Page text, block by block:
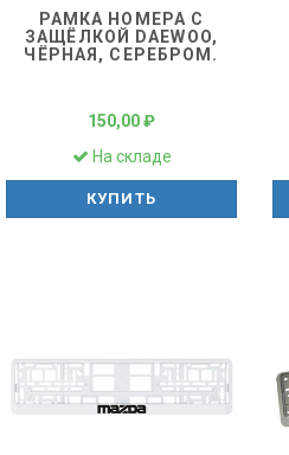
РАМКА НОМЕРА С
ЗАЩЁЛКОЙ DAEWOO,
ЧЁРНАЯ, СЕРЕБРОМ.
150,00 ₽
На складе
КУПИТЬ